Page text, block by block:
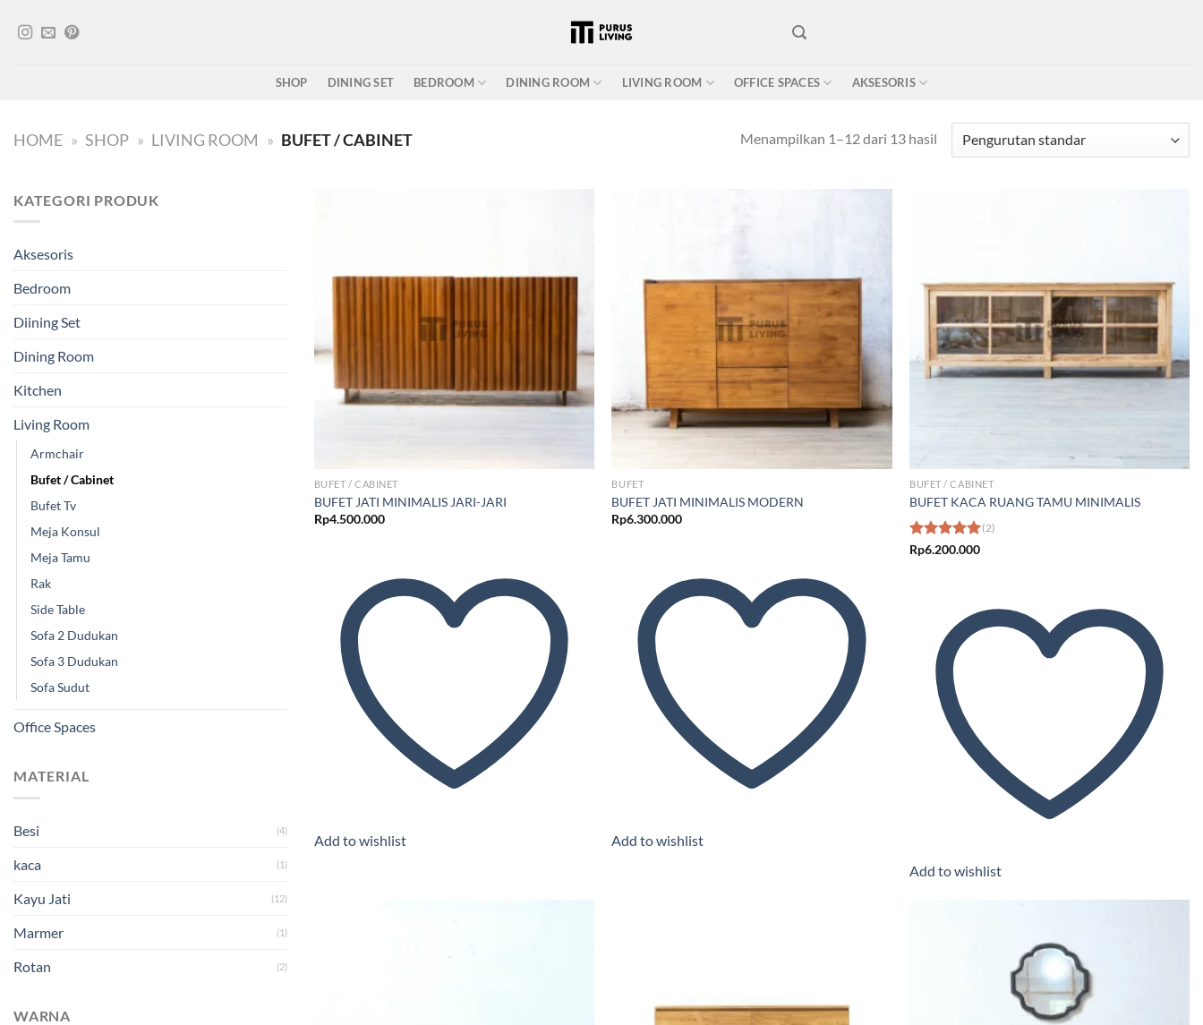
SHOP DINING SET BEDROOM DINING ROOM LIVING ROOM OFFICE SPACES AKSESORIS
HOME » SHOP » LIVING ROOM » BUFET / CABINET Menampilkan 1–12 dari 13 hasil
KATEGORI PRODUK
Aksesoris
Bedroom
Diining Set
Dining Room
Kitchen
Living Room
Armchair
Bufet / Cabinet
Bufet Tv
Meja Konsul
Meja Tamu
Rak
Side Table
Sofa 2 Dudukan
Sofa 3 Dudukan
Sofa Sudut
Office Spaces
MATERIAL
Besi (4)
kaca (1)
Kayu Jati (12)
Marmer (1)
Rotan (2)
WARNA
BUFET / CABINET
BUFET JATI MINIMALIS JARI-JARI
Rp4.500.000
Add to wishlist
Add to wishlist
BUFET
BUFET JATI MINIMALIS MODERN
Rp6.300.000
Add to wishlist
Add to wishlist
BUFET / CABINET
BUFET KACA RUANG TAMU MINIMALIS
Dinilai5.00
(2)
Rp6.200.000
Add to wishlist